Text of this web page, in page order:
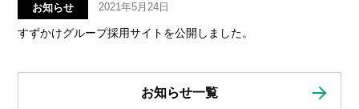
お知らせ 2021年5月24日
すずかけグループ採用サイトを公開しました。
お知らせ一覧